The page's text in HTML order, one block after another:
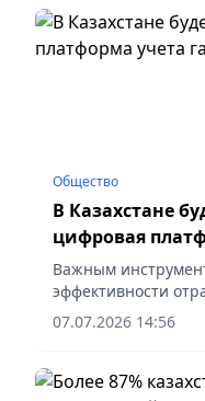
Общество
В Казахстане
цифровая
Важным
эффективности
трансформация,
07.07.2026 14:56